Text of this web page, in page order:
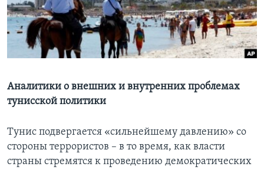
Learning English
СОЦИАЛЬНЫЕ СЕТИ
Языки
Аналитики о внешних и внутренних проблемах
тунисской политики
Тунис подвергается «сильнейшему давлению» со
стороны террористов – в то время, как власти
страны стремятся к проведению демократических